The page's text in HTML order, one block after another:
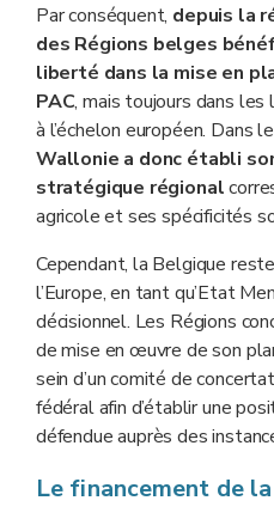
Par conséquent, depuis la
des Régions belges
liberté dans la mise en
PAC, mais toujours dans
à l’échelon européen. Dans
Wallonie a donc établi
stratégique régional
agricole et ses spécificités
Cependant, la Belgique
l’Europe, en tant qu’Etat
décisionnel. Les Régions
de mise en œuvre de son
sein d’un comité de
fédéral afin d’établir une
défendue auprès des
Le financement de